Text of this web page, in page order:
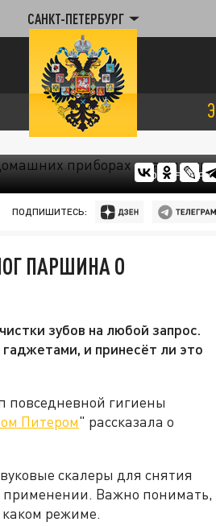
САНКТ-ПЕТЕРБУРГ
ФОТО: FREEPIK
ПОДПИШИТЕСЬ:
ПАРШИНА О
зубов на любой запрос.
и принесёт ли это
повседневной гигиены
Питером" рассказала о
скалеры для снятия
применении. Важно понимать,
каком режиме.